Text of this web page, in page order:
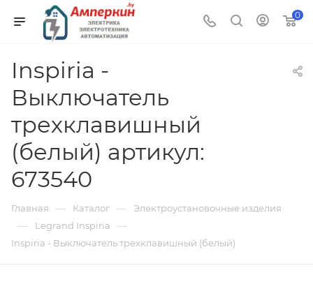
0
Inspiria -
Выключатель
трехклавишный
(белый) артикул:
673540
Главная — Каталог — Электроустановочные изделия
— Legrand Inspiria —
Inspiria - Выключатель трехклавишный (белый)